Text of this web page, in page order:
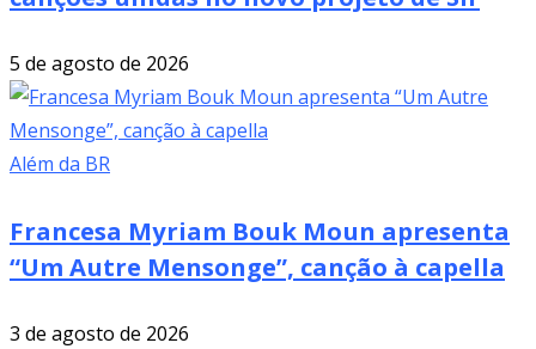
5 de agosto de 2026
Além da BR
Francesa Myriam Bouk Moun apresenta
“Um Autre Mensonge”, canção à capella
3 de agosto de 2026